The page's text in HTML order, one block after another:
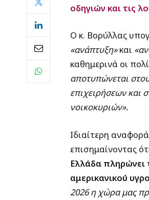
οδηγιών και τις
Ο κ. Βορύλλας
«ανάπτυξη»και
καθημερινά οι
αποτυπώνεται
επιχειρήσεων και
νοικοκυριών».
Ιδιαίτερη
επισημαίνοντας
Ελλάδα πληρώνει
αμερικανικού
2026 η χώρα μας